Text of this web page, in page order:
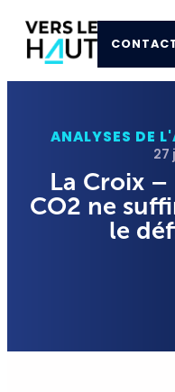
ANALYSES DE
27
La Croix –
CO2 ne
le